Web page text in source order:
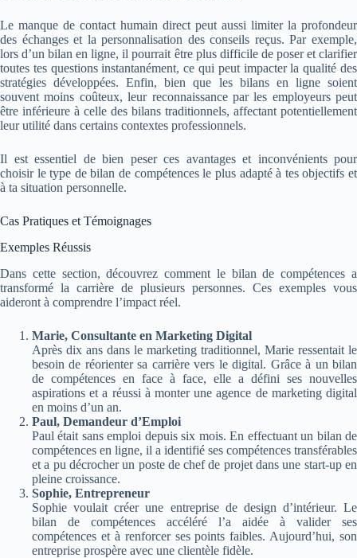
Le manque de contact humain direct peut aussi limiter la profondeur
des échanges et la personnalisation des conseils reçus. Par exemple,
lors d’un bilan en ligne, il pourrait être plus difficile de poser et clarifier
toutes tes questions instantanément, ce qui peut impacter la qualité des
stratégies développées. Enfin, bien que les bilans en ligne soient
souvent moins coûteux, leur reconnaissance par les employeurs peut
être inférieure à celle des bilans traditionnels, affectant potentiellement
leur utilité dans certains contextes professionnels.
Il est essentiel de bien peser ces avantages et inconvénients pour
choisir le type de bilan de compétences le plus adapté à tes objectifs et
à ta situation personnelle.
Cas Pratiques et Témoignages
Exemples Réussis
Dans cette section, découvrez comment le bilan de compétences a
transformé la carrière de plusieurs personnes. Ces exemples vous
aideront à comprendre l’impact réel.
Marie, Consultante en Marketing Digital
Après dix ans dans le marketing traditionnel, Marie ressentait le
besoin de réorienter sa carrière vers le digital. Grâce à un bilan
de compétences en face à face, elle a défini ses nouvelles
aspirations et a réussi à monter une agence de marketing digital
en moins d’un an.
Paul, Demandeur d’Emploi
Paul était sans emploi depuis six mois. En effectuant un bilan de
compétences en ligne, il a identifié ses compétences transférables
et a pu décrocher un poste de chef de projet dans une start-up en
pleine croissance.
Sophie, Entrepreneur
Sophie voulait créer une entreprise de design d’intérieur. Le
bilan de compétences accéléré l’a aidée à valider ses
compétences et à renforcer ses points faibles. Aujourd’hui, son
entreprise prospère avec une clientèle fidèle.